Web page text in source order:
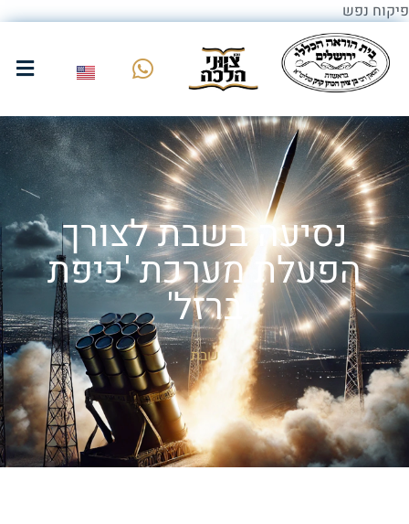
פיקוח נפש
נסיעה בשבת לצורך
הפעלת מערכת 'כיפת
ברזל'
שבת